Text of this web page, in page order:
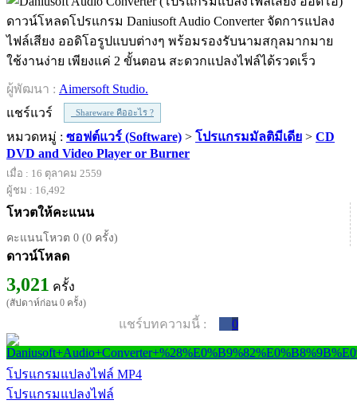
ดาวน์โหลดโปรแกรม Daniusoft Audio Converter จัดการแปลง
ไฟล์เสียง ออดิโอรูปแบบต่างๆ พร้อมรองรับนามสกุลมากมาย
ใช้งานง่าย เพียงแค่ 2 ขั้นตอน สะดวกแปลงไฟล์ได้รวดเร็ว
ผู้พัฒนา : Aimersoft Studio.
แชร์แวร์
Shareware คืออะไร ?
หมวดหมู่ : ซอฟต์แวร์ (Software) > โปรแกรมมัลติมีเดีย > CD
DVD and Video Player or Burner
เมื่อ : 16 ตุลาคม 2559
ผู้ชม : 16,492
โหวตให้คะแนน
คะแนนโหวต 0 (0 ครั้ง)
ดาวน์โหลด
3,021 ครั้ง
(สัปดาห์ก่อน 0 ครั้ง)
แชร์บทความนี้ : 0
โปรแกรมแปลงไฟล์ MP4
โปรแกรมแปลงไฟล์